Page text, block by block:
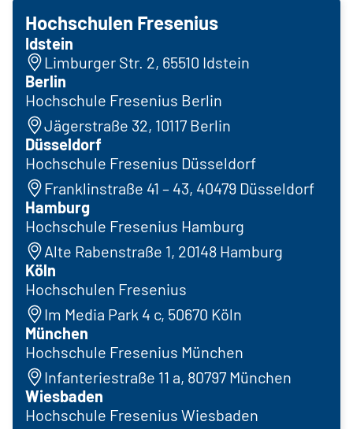
Hochschulen Fresenius
Idstein
Limburger Str. 2, 65510 Idstein
Berlin
Hochschule Fresenius Berlin
Jägerstraße 32, 10117 Berlin
Düsseldorf
Hochschule Fresenius Düsseldorf
Franklinstraße 41 – 43, 40479 Düsseldorf
Hamburg
Hochschule Fresenius Hamburg
Alte Rabenstraße 1, 20148 Hamburg
Köln
Hochschulen Fresenius
Im Media Park 4 c, 50670 Köln
München
Hochschule Fresenius München
Infanteriestraße 11 a, 80797 München
Wiesbaden
Hochschule Fresenius Wiesbaden